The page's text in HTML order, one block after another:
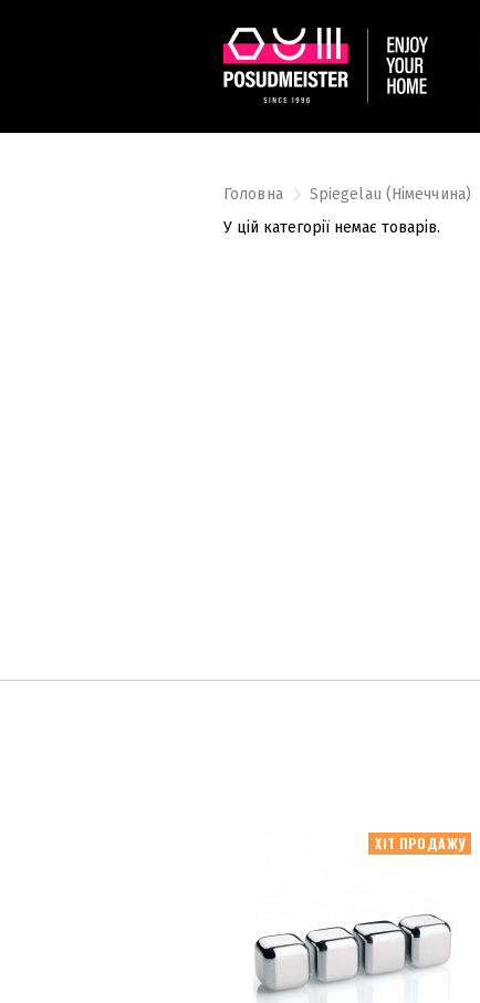
Головна Spiegelau (Німеччина)
У цій категорії немає товарів.
ХІТ ПРОДАЖУ